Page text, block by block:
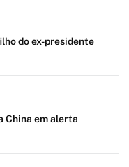
do ex-presidente
China em alerta